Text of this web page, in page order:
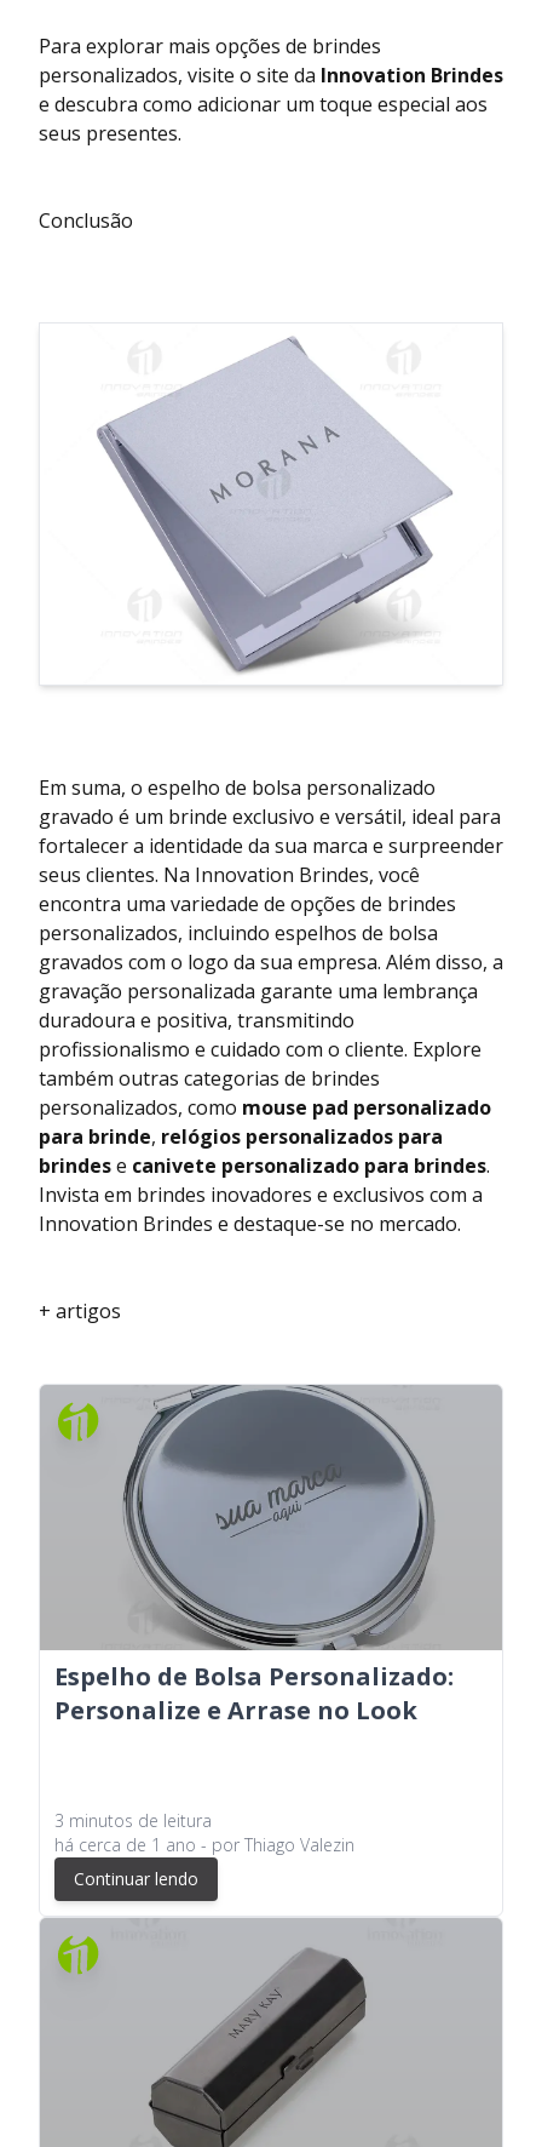
Para explorar mais opções de brindes
personalizados, visite o site da Innovation Brindes
e descubra como adicionar um toque especial aos
seus presentes.
Conclusão
Em suma, o espelho de bolsa personalizado
gravado é um brinde exclusivo e versátil, ideal para
fortalecer a identidade da sua marca e surpreender
seus clientes. Na Innovation Brindes, você
encontra uma variedade de opções de brindes
personalizados, incluindo espelhos de bolsa
gravados com o logo da sua empresa. Além disso, a
gravação personalizada garante uma lembrança
duradoura e positiva, transmitindo
profissionalismo e cuidado com o cliente. Explore
também outras categorias de brindes
personalizados, como mouse pad personalizado
para brinde, relógios personalizados para
brindese canivete personalizado para brindes.
Invista em brindes inovadores e exclusivos com a
Innovation Brindes e destaque-se no mercado.
+ artigos
Espelho de Bolsa Personalizado:
Personalize e Arrase no Look
3 minutos de leitura
há cerca de 1 ano - por Thiago Valezin
Continuar lendo